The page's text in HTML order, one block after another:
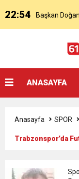
KAP’a Bildirdi
22:54 Başkan
Mohamed
ANASAYFA
Anasayfa SPOR
Trabzonspor’da